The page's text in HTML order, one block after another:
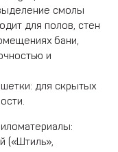
смолы
для полов, стен
бани,
и
для скрытых
(«Штиль»,